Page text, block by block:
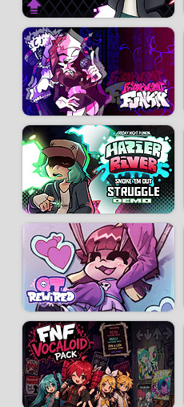
Crédits :
FNF Character Test Playground 2 a
Vous pouvez également jouer à
Character Test Playground 3pour
Développeur :MadManToss- Joué